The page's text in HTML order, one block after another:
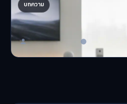
บทความ
AI จัดพอร์ตให้ปัง! เทรนด์ลงทุ
จอ
AI จัดพอร์ตให้ปัง! หมด…
Master Bussiness 23 มิถุนายน